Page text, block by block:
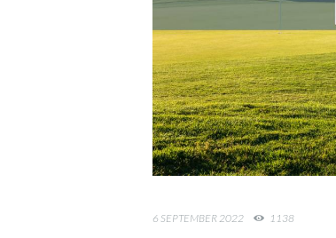
6 SEPTEMBER 2022 1138